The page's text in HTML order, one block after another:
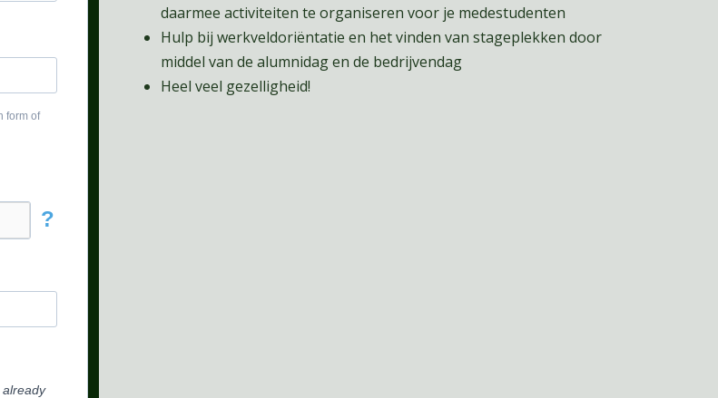
form of
?
daarmee activiteiten te organiseren voor je medestudenten
Hulp bij werkveldoriëntatie en het vinden van stageplekken door
middel van de alumnidag en de bedrijvendag
Heel veel gezelligheid!